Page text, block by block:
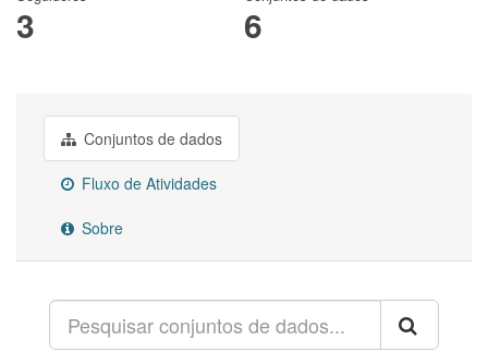
3 6
Conjuntos de dados
Fluxo de Atividades
Sobre